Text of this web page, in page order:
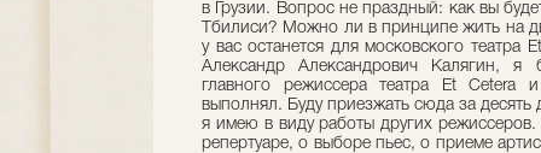
в Грузии. Вопрос не праздный: как вы
Тбилиси? Можно ли в принципе жить на
у вас останется для московского театра
Александр Александрович Калягин, я
главного режиссера театра Еt Cetera
выполнял. Буду приезжать сюда за
я имею в виду работы других
репертуаре, о выборе пьес, о приеме